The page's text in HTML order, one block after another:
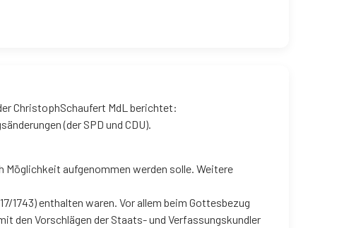
ChristophSchaufert MdL berichtet:
(der SPD und CDU).
Möglichkeit aufgenommen werden solle. Weitere
1743) enthalten waren. Vor allem beim Gottesbezug
den Vorschlägen der Staats- und Verfassungskundler